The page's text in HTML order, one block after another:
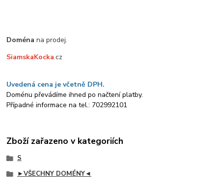
Doména na prodej.
SiamskaKocka.cz
Uvedená cena je včetně DPH.
Doménu převádíme ihned po načtení platby.
Případné informace na tel.: 702992101
Zboží zařazeno v kategoriích
S
►VŠECHNY DOMÉNY◄